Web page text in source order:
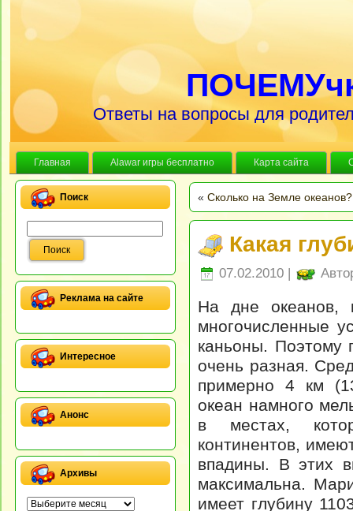
Ответы на вопросы для
Главная Alawar игры бесплатно Карта сайта
Поиск
Реклама на сайте
Интересное
Анонс
Архивы
« Сколько на Земле океанов?
Какая
07.02.2010 |
На дне океанов,
многочисленные
каньоны. Поэтому
очень разная.
примерно 4 км
океан намного
в местах,
континентов,
впадины. В этих
максимальна.
имеет глубину